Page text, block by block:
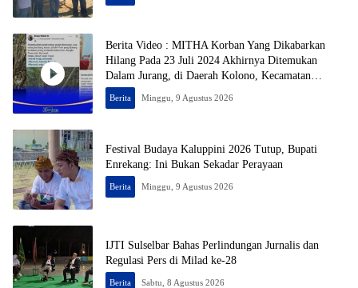
Berita Video : MITHA Korban Yang Dikabarkan
Hilang Pada 23 Juli 2024 Akhirnya Ditemukan
Dalam Jurang, di Daerah Kolono, Kecamatan
Bungku Timur, Kabupaten Morowali, Dalam
Kondisi Tak Bernyawa
Berita Minggu, 9 Agustus 2026
Festival Budaya Kaluppini 2026 Tutup, Bupati
Enrekang: Ini Bukan Sekadar Perayaan
Berita Minggu, 9 Agustus 2026
IJTI Sulselbar Bahas Perlindungan Jurnalis dan
Regulasi Pers di Milad ke-28
Berita Sabtu, 8 Agustus 2026